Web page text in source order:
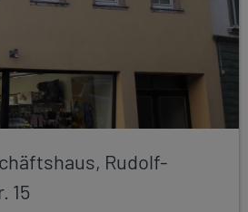
Rudolf-
15